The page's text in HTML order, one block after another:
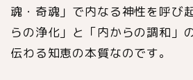
魂・奇魂」で内なる神性を呼び
らの浄化」と「内からの調和」
伝わる知恵の本質なのです。